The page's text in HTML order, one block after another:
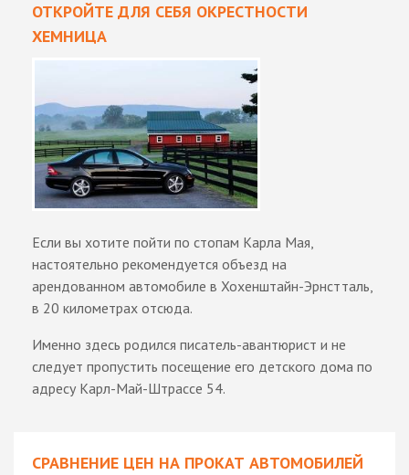
ОТКРОЙТЕ ДЛЯ СЕБЯ ОКРЕСТНОСТИ
ХЕМНИЦА
Если вы хотите пойти по стопам Карла Мая,
настоятельно рекомендуется объезд на
арендованном автомобиле в Хохенштайн-Эрнстталь,
в 20 километрах отсюда.
Именно здесь родился писатель-авантюрист и не
следует пропустить посещение его детского дома по
адресу Карл-Май-Штрассе 54.
СРАВНЕНИЕ ЦЕН НА ПРОКАТ АВТОМОБИЛЕЙ